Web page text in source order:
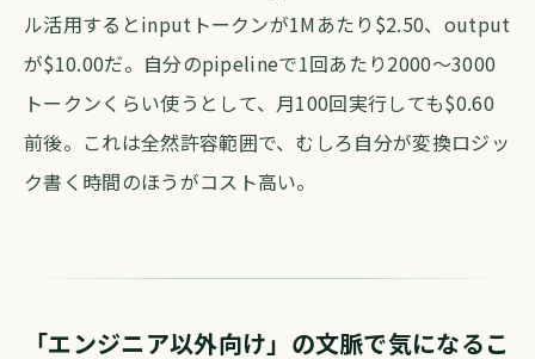
ル活用するとinputトークンが1Mあたり$2.50、output
が$10.00だ。自分のpipelineで1回あたり2000〜3000
トークンくらい使うとして、月100回実行しても$0.60
前後。これは全然許容範囲で、むしろ自分が変換ロジッ
ク書く時間のほうがコスト高い。
「エンジニア以外向け」の文脈で気になるこ